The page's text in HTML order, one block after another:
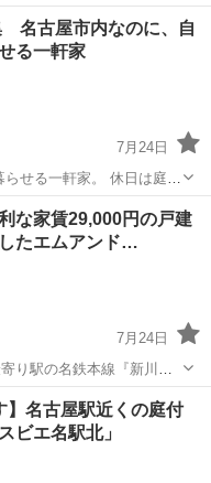
安い
民家
名古屋市内なのに、自
る一軒家
7月24日
家。 休日は庭で
めの部
を始めませんか？ まる
アハウス 戸建て
な家賃29,000円の戸建
たエムアンド…
7月24日
り駅の名鉄本線『新川橋
須ケ口駅』から『名古屋
では最短11分で着くので名
ウス
】名古屋駅近くの庭付
ビエ名駅北」